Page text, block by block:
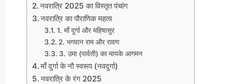
नवरात्रि 2025 का विस्तृत पंचांग
नवरात्रि का पौराणिक महत्व
1. माँ दुर्गा और महिषासुर
2. भगवान राम और रावण
3. उमा (पार्वती) का मायके आगमन
माँ दुर्गा के नौ स्वरूप (नवदुर्गा)
नवरात्रि के रंग 2025